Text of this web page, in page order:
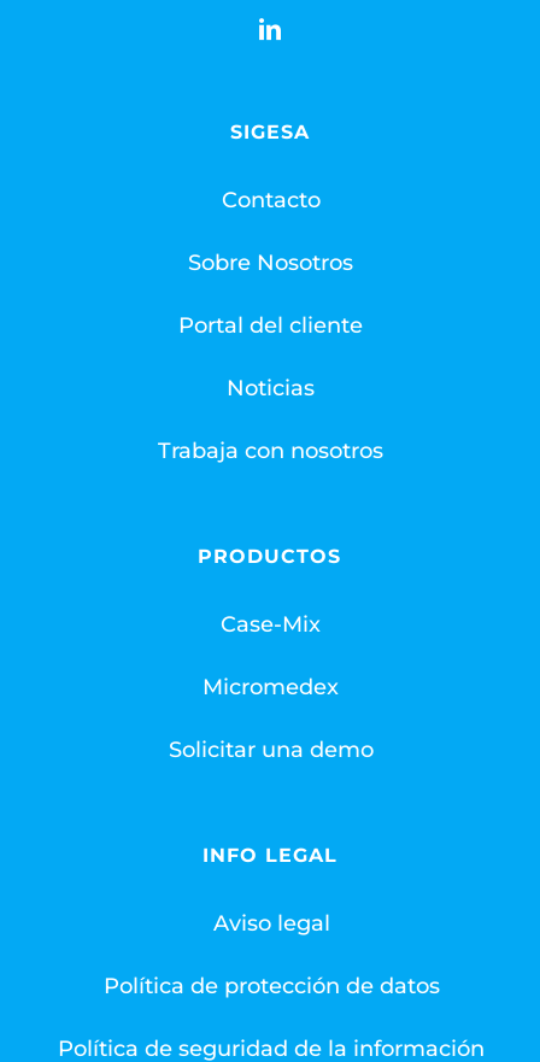
SIGESA
Contacto
Sobre Nosotros
Portal del cliente
Noticias
Trabaja con nosotros
PRODUCTOS
Case-Mix
Micromedex
Solicitar una demo
INFO LEGAL
Aviso legal
Política de protección de datos
Política de seguridad de la información